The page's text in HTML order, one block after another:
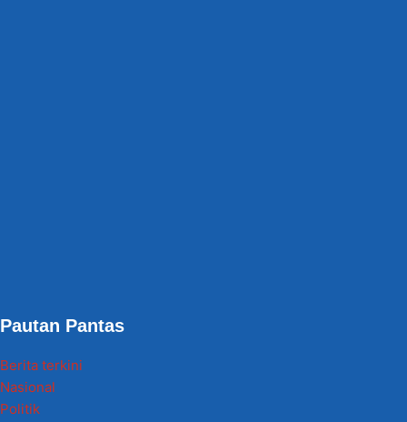
Pautan Pantas
Berita terkini
Nasional
Politik